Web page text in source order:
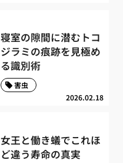
寝室の隙間に潜むトコ
ジラミの痕跡を見極め
る識別術
2026.02.18
害虫
女王と働き蟻でこれほ
ど違う寿命の真実